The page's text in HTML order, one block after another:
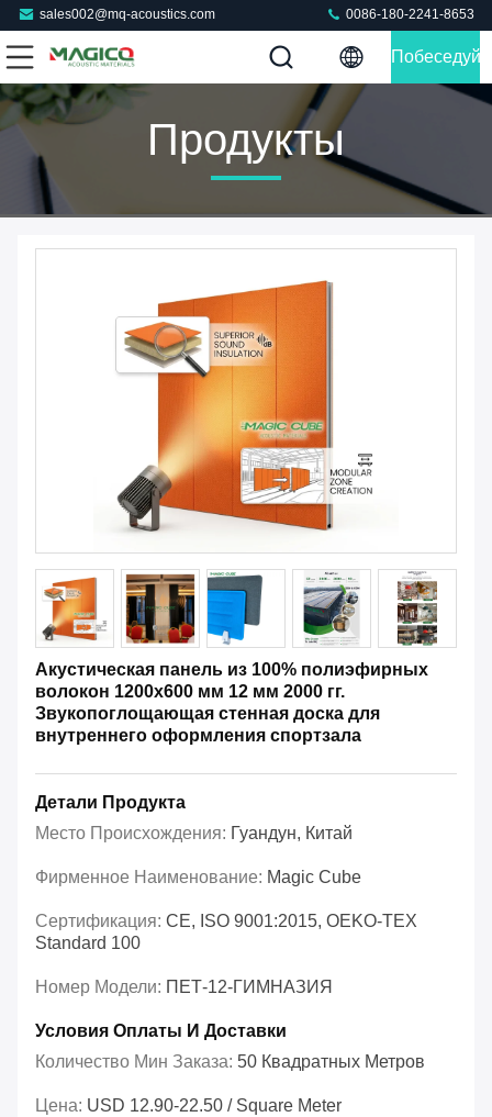
sales002@mq-acoustics.com 0086-180-2241-8653
Продукты
Акустическая панель из 100% полиэфирных
волокон 1200x600 мм 12 мм 2000 гг.
Звукопоглощающая стенная доска для
внутреннего оформления спортзала
Детали Продукта
Место Происхождения: Гуандун, Китай
Фирменное Наименование: Magic Cube
Сертификация: CE, ISO 9001:2015, OEKO-TEX
Standard 100
Номер Модели: ПЕТ-12-ГИМНАЗИЯ
Условия Оплаты И Доставки
Количество Мин Заказа: 50 Квадратных Метров
Цена: USD 12.90-22.50 / Square Meter